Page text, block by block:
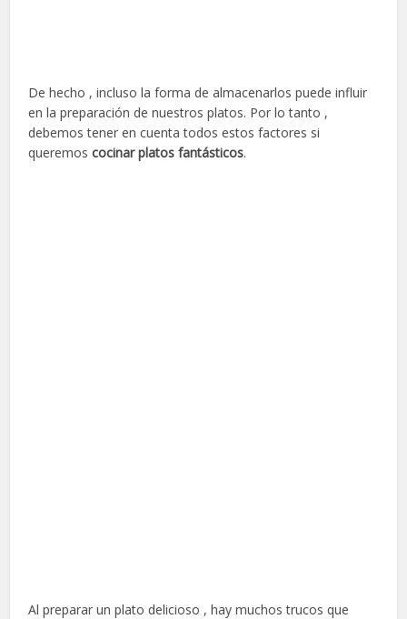
De hecho , incluso la forma de almacenarlos puede influir
en la preparación de nuestros platos. Por lo tanto ,
debemos tener en cuenta todos estos factores si
queremoscocinar platos fantásticos.
Al preparar un plato delicioso , hay muchos trucos que